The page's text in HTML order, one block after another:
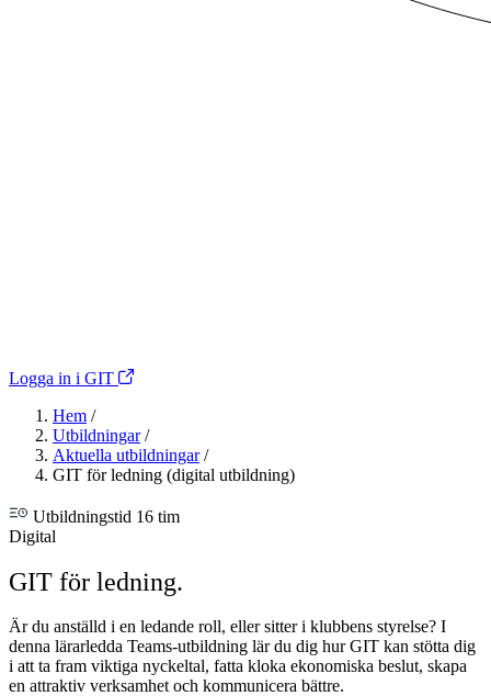
Logga in i GIT
Hem /
Utbildningar /
Aktuella utbildningar /
GIT för ledning (digital utbildning)
Utbildningstid 16 tim
Digital
GIT för ledning.
Är du anställd i en ledande roll, eller sitter i klubbens styrelse? I
denna lärarledda Teams-utbildning lär du dig hur GIT kan stötta dig
i att ta fram viktiga nyckeltal, fatta kloka ekonomiska beslut, skapa
en attraktiv verksamhet och kommunicera bättre.